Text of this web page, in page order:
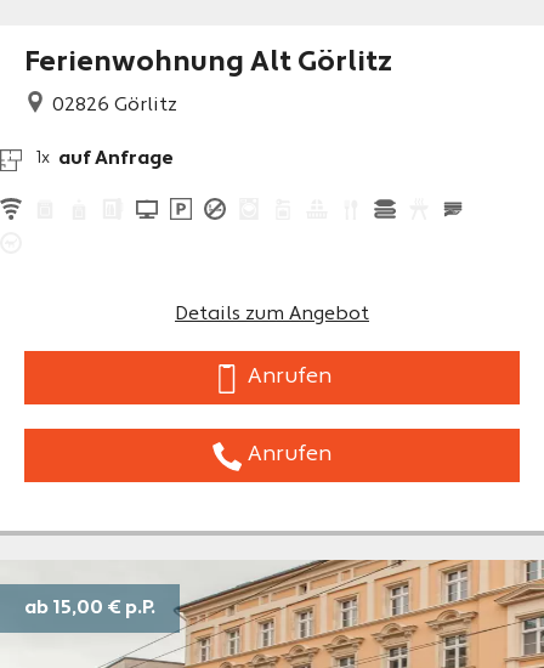
Ferienwohnung Alt Görlitz
02826 Görlitz
1x auf Anfrage
Details zum Angebot
Anrufen
Anrufen
ab 15,00 € p.P.